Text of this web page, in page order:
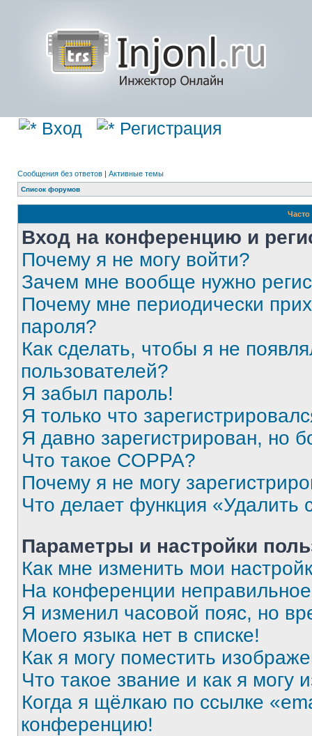
Вход Регистрация
Сообщения без ответов | Активные темы
Список форумов
Вход на конференцию и
Почему я не могу войти?
Зачем мне вообще нужно
Почему мне периодически
пароля?
Как сделать, чтобы я не
пользователей?
Я забыл пароль!
Я только что
Я давно зарегистрирован, но
Что такое COPPA?
Почему я не могу
Что делает функция «Удалить
Параметры и настройки
Как мне изменить мои
На конференции
Я изменил часовой пояс, но
Моего языка нет в списке!
Как я могу поместить
Что такое звание и как я могу
Когда я щёлкаю по ссылке
конференцию!